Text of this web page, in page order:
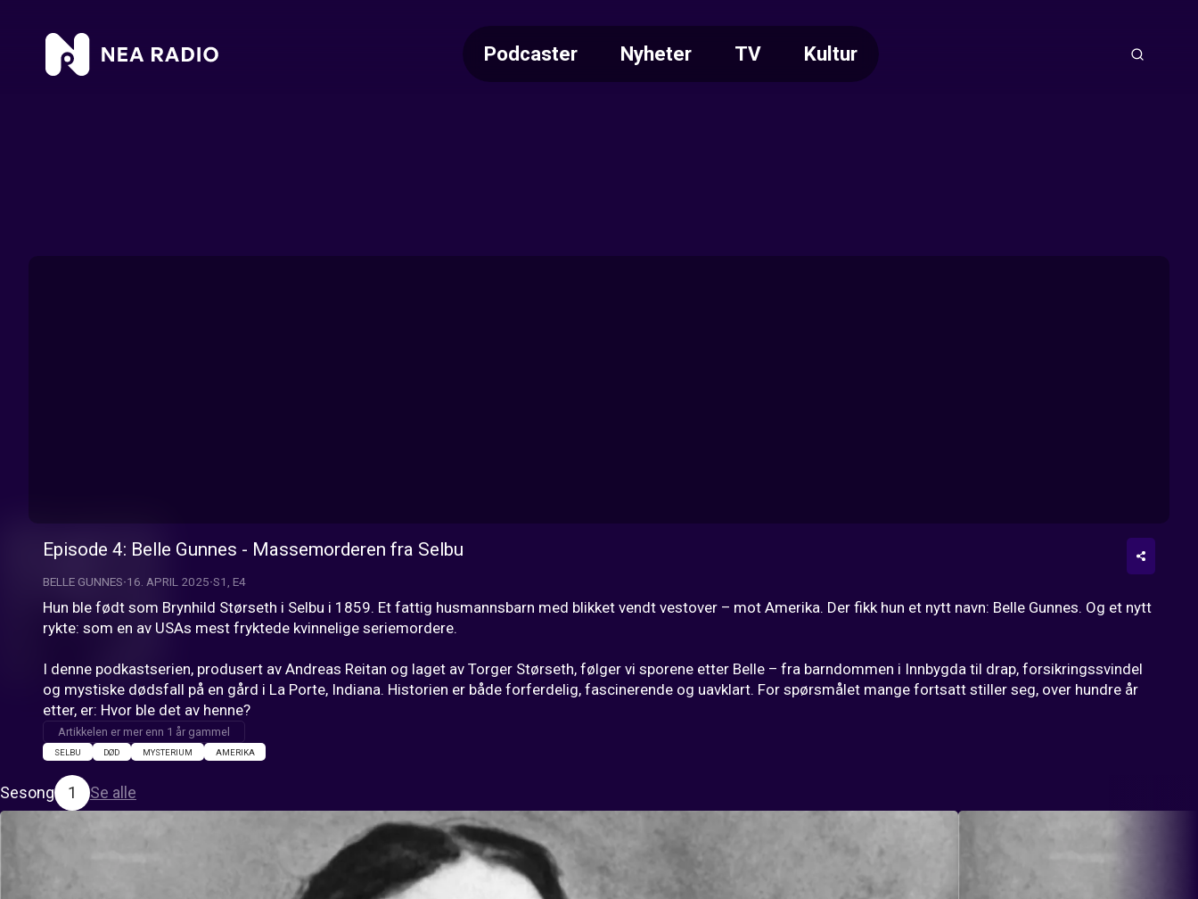
Podcaster Nyheter TV Kultur
Episode 4: Belle Gunnes - Massemorderen fra Selbu
BELLE GUNNES 16. APRIL 2025 S1, E4
Hun ble født som Brynhild Størseth i Selbu i 1859. Et fattig husmannsbarn med blikket vendt vestover – mot Amerika. Der fikk hun et nytt navn: Belle Gunnes. Og et nytt
rykte: som en av USAs mest fryktede kvinnelige seriemordere.
I denne podkastserien, produsert av Andreas Reitan og laget av Torger Størseth, følger vi sporene etter Belle – fra barndommen i Innbygda til drap, forsikringssvindel
og mystiske dødsfall på en gård i La Porte, Indiana. Historien er både forferdelig, fascinerende og uavklart. For spørsmålet mange fortsatt stiller seg, over hundre år
etter, er: Hvor ble det av henne?
Artikkelen er mer enn 1 år gammel
SELBU DØD MYSTERIUM AMERIKA
Sesong 1 Se alle